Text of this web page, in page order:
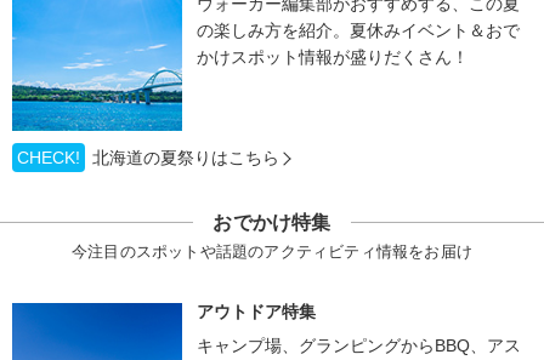
の楽しみ方を紹介。夏休みイベント＆おで
かけスポット情報が盛りだくさん！
CHECK! 北海道の夏祭りはこちら
おでかけ特集
今注目のスポットや話題のアクティビティ情報をお届け
アウトドア特集
キャンプ場、グランピングからBBQ、アス